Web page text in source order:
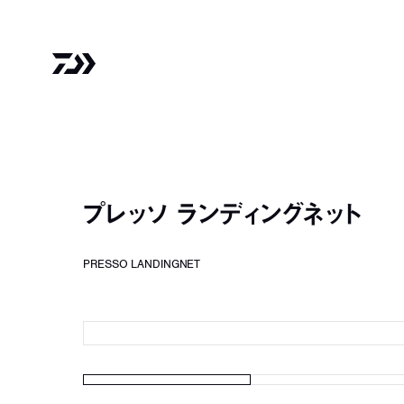
プレッソ ランディングネット
PRESSO LANDINGNET